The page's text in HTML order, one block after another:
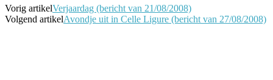
Vorig artikelVerjaardag (bericht van 21/08/2008)
Volgend artikelAvondje uit in Celle Ligure (bericht van 27/08/2008)